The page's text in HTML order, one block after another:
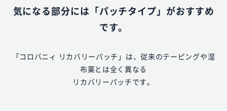
気になる部分には「パッチタイプ」がおすすめ
です。
「コロバニィ リカバリーパッチ」は、従来のテーピングや湿
布薬とは全く異なる
リカバリーパッチです。